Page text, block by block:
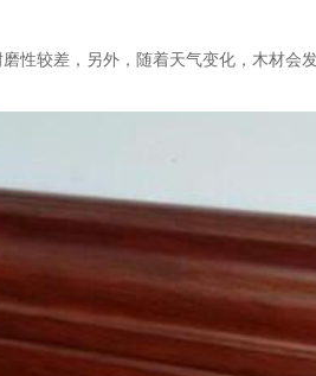
性较差，另外，随着天气变化，木材会